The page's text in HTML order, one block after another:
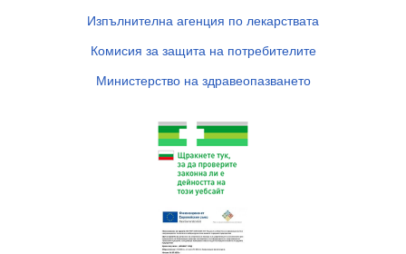
Изпълнителна агенция по лекарствата
Комисия за защита на потребителите
Министерство на здравеопазването